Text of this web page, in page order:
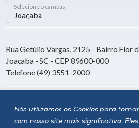
Nós utilizamos os Cookies para
com nosso site mais significativa.
Selecione o campus
Rua Getúlio Vargas, 2125 - Bairro Flor
Joaçaba - SC - CEP 89600-000
Telefone (49) 3551-2000
Siga a Unoesc